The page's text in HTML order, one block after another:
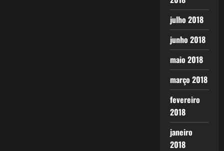
julho 2018
junho 2018
maio 2018
março 2018
fevereiro
2018
janeiro
2018